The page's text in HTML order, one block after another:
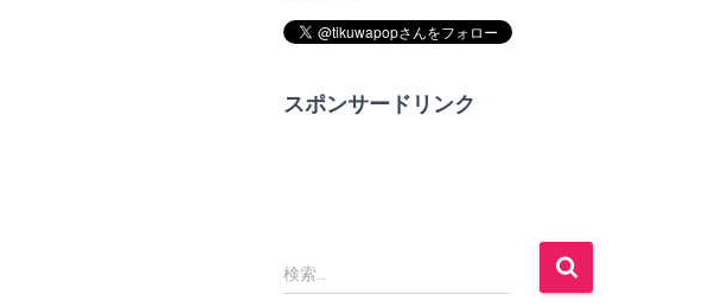
スポンサードリンク
検
索
検索…